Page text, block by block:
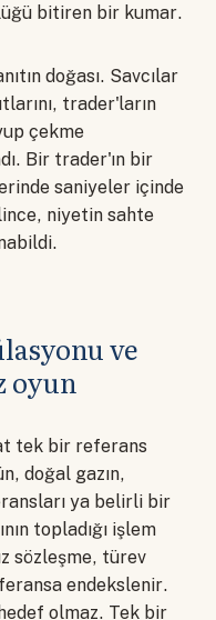
bitiren bir kumar.
doğası. Savcılar
trader'ların
çekme
Bir trader'ın bir
saniyeler içinde
niyetin sahte
ve
oyun
tek bir referans
doğal gazın,
ya belirli bir
topladığı işlem
sözleşme, türev
endekslenir.
olmaz. Tek bir